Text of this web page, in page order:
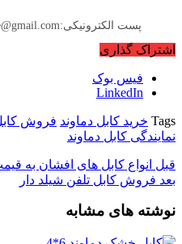
پست الکترونیکی:aradcable@gmail.com
اشتراک گذاری
فیس بوک
LinkedIn
Tags خرید کابل دماوند فروش
نمایندگی کابل دماوند
قبل انواع کابل های افشان به
بعد فروش کابل تلفن شیلد دار
نوشته های مشابه